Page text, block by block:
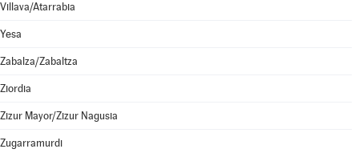
Villava/Atarrabia
Yesa
Zabalza/Zabaltza
Ziordia
Zizur Mayor/Zizur Nagusia
Zugarramurdi